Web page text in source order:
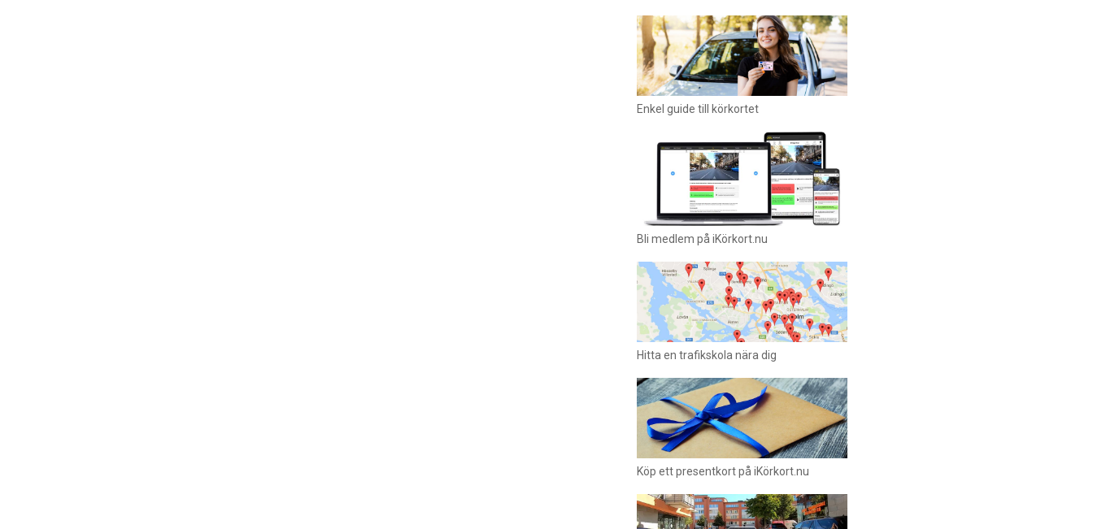
Enkel guide till körkortet
Bli medlem på iKörkort.nu
Hitta en trafikskola nära dig
Köp ett presentkort på iKörkort.nu